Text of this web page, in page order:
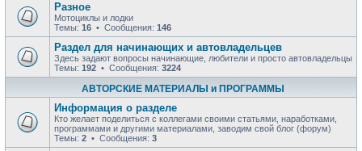
Разное
Мотоциклы и лодки
Темы: 16 • Сообщения: 146
Раздел для начинающих и автовладельцев
Здесь задают вопросы начинающие, любители и просто автовладельцы
Темы: 192 • Сообщения: 3224
АВТОРСКИЕ МАТЕРИАЛЫ и ПРОГРАММЫ
Информация о разделе
Кто желает поделиться с коллегами своими статьями, наработками,
программами и другими материалами, заводим свой блог (форум)
Темы: 2 • Сообщения: 3